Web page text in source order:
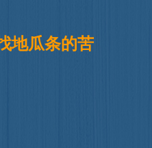
地瓜条的苦